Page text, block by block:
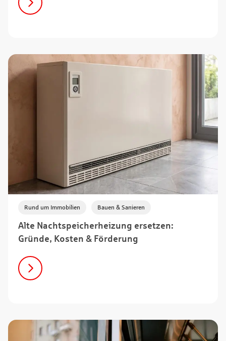
Alte Nachtspeicherheizung ersetzen:
Gründe, Kosten & Förderung
Rund um Immobilien Bauen & Sanieren